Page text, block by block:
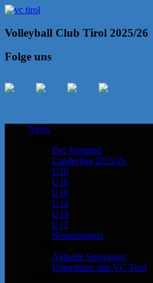
Volleyball Club Tirol 2025/26
Folge uns
News
Der Vorstand
Landesliga 2025/26
U20
U18
U16
U14
U13
U12
Neueinsteiger
Aktuelle Sponsoren
Unterstütze den VC Tirol